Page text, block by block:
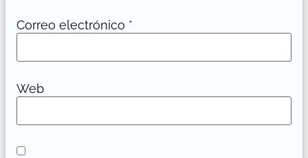
Correo electrónico *
Web